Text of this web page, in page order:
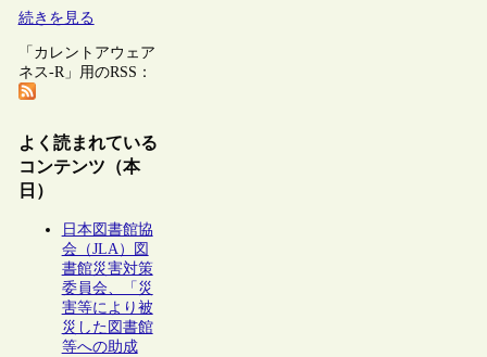
続きを見る
「カレントアウェア
ネス-R」用のRSS：
よく読まれている
コンテンツ（本
日）
日本図書館協
会（JLA）図
書館災害対策
委員会、「災
害等により被
災した図書館
等への助成